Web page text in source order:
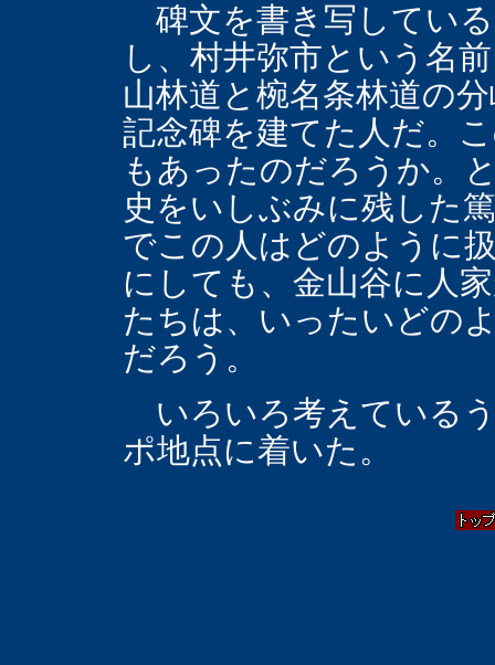
碑文を書き写してい
し、村井弥市という名
山林道と椀名条林道の
記念碑を建てた人だ。
もあったのだろうか。
史をいしぶみに残した
でこの人はどのように
にしても、金山谷に人
たちは、いったいどの
だろう。
いろいろ考えている
ポ地点に着いた。